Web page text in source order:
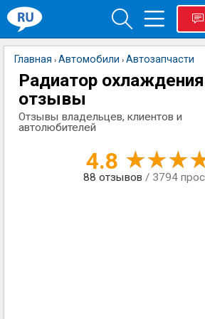
Главная › Автомобили › Автозапчасти
Радиатор
отзывы
Отзывы владельцев, клиентов и
автолюбителей
4.8
88 отзывов / 3794